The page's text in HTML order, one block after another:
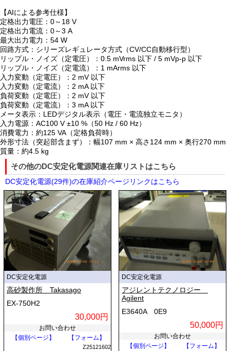
【AIによる参考仕様】
定格出力電圧：0～18 V
定格出力電流：0～3 A
最大出力電力：54 W
回路方式：シリーズレギュレータ方式（CV/CC自動移行型）
リップル・ノイズ（定電圧）：0.5 mVrms 以下 / 5 mVp-p 以下
リップル・ノイズ（定電流）：1 mArms 以下
入力変動（定電圧）：2 mV 以下
入力変動（定電流）：2 mA 以下
負荷変動（定電圧）：2 mV 以下
負荷変動（定電流）：3 mA 以下
メータ表示：LEDデジタル表示（電圧・電流独立モニタ）
入力電源：AC100 V ±10 %（50 Hz / 60 Hz）
消費電力：約125 VA（定格負荷時）
外形寸法（突起部含まず）：幅107 mm × 高さ124 mm × 奥行270 mm
質量：約4.5 kg
その他のDC安定化電源関連在庫リストはこちら
DC安定化電源(29件)の在庫紹介ページリンクはこちら
DC安定化電源
高砂製作所 Takasago
EX-750H2
30,000円
お問い合わせ
【個別ページ】
【フォーム】
Z25121602
DC安定化電源
アジレントテクノロジー
Agilent
E3640A 0E9
50,000円
お問い合わせ
【個別ページ】
【フォーム】